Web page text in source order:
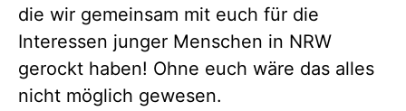
die wir gemeinsam mit euch für die
Interessen junger Menschen in NRW
gerockt haben! Ohne euch wäre das alles
nicht möglich gewesen.